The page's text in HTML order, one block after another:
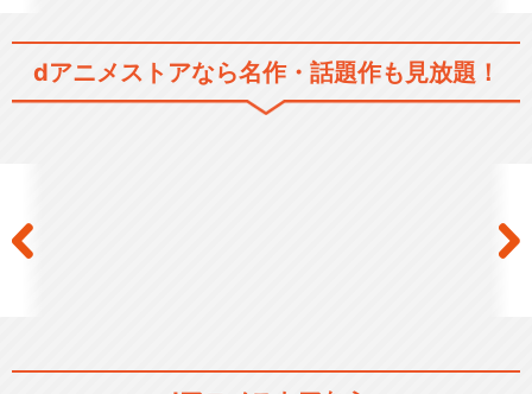
dアニメストアなら名作・話題作も見放題！